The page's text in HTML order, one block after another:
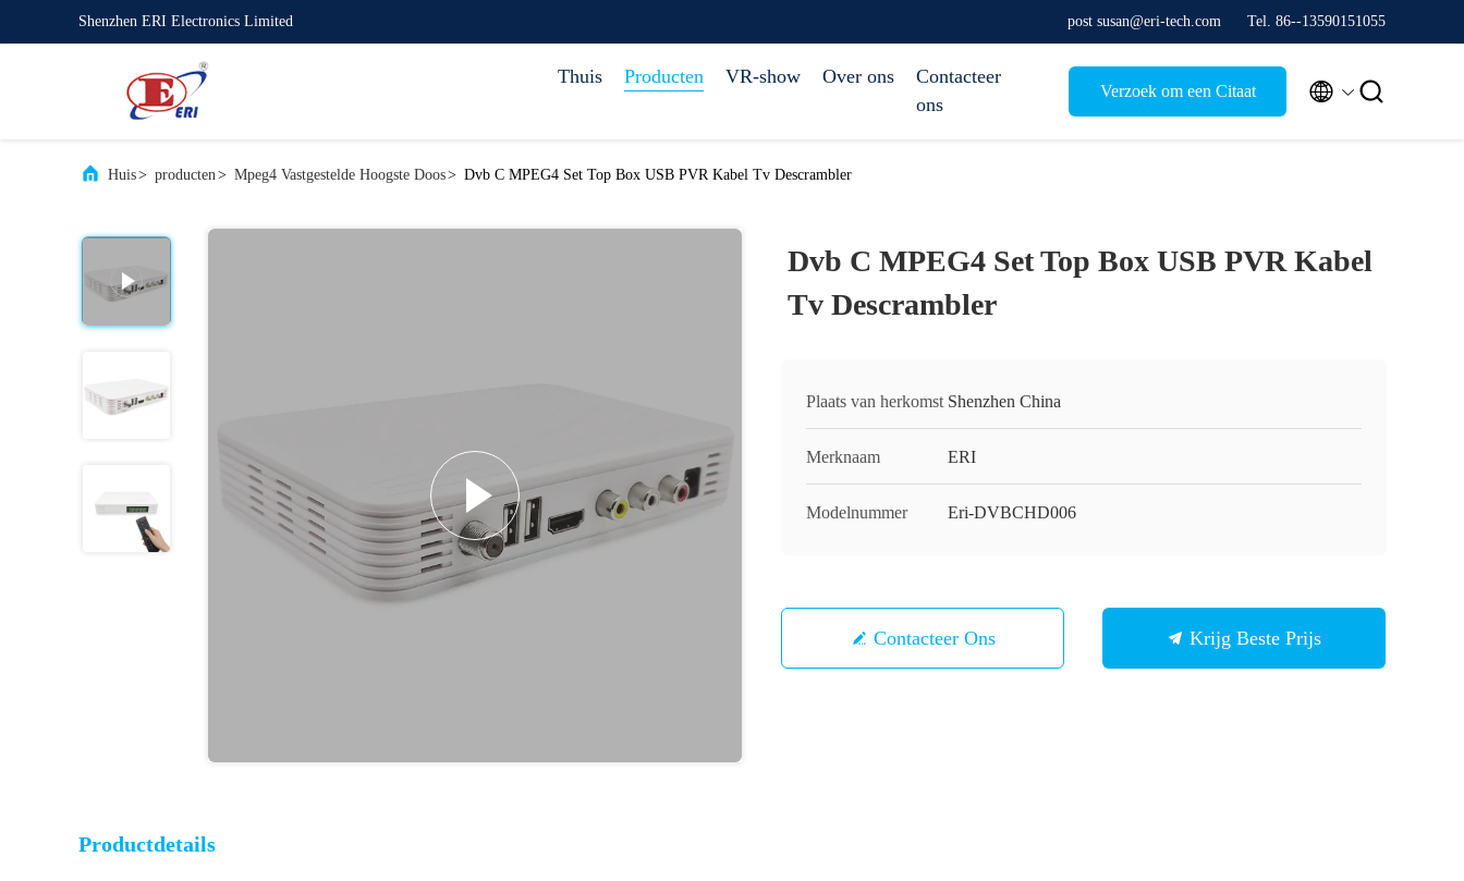
Shenzhen ERI Electronics Limited post susan@eri-tech.com Tel. 86--13590151055
Thuis Producten VR-show Over ons
Contacteer
ons
Verzoek om een Citaat  
Huis> producten> Mpeg4 Vastgestelde Hoogste Doos> Dvb C MPEG4 Set Top Box USB PVR Kabel Tv Descrambler
Dvb C MPEG4 Set Top Box USB PVR Kabel
Tv Descrambler
Plaats van herkomst Shenzhen China
Merknaam ERI
Modelnummer Eri-DVBCHD006
Contacteer Ons Krijg Beste Prijs
Productdetails